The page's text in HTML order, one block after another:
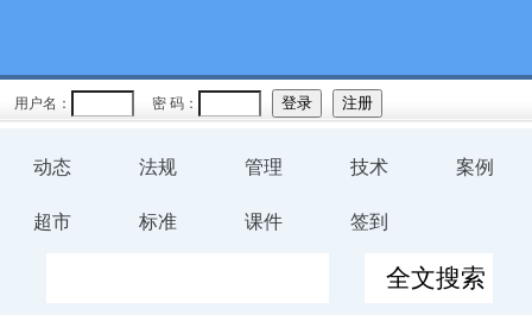
用户名： 密 码：
动态 法规 管理 技术 案例
超市 标准 课件 签到